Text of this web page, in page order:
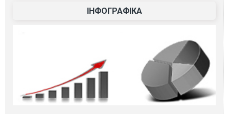
ІНФОГРАФІКА